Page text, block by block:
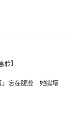
】
」忘在腹腔 她腸壞